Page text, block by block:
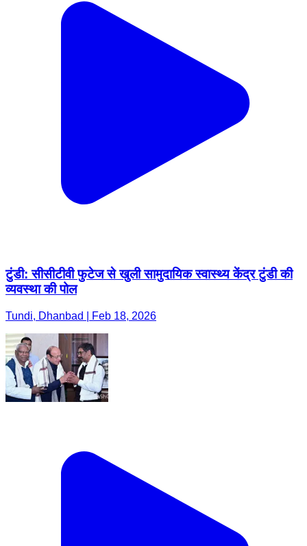
टुंडी: सीसीटीवी फुटेज से खुली सामुदायिक स्वास्थ्य केंद्र टुंडी की
व्यवस्था की पोल
Tundi, Dhanbad | Feb 18, 2026